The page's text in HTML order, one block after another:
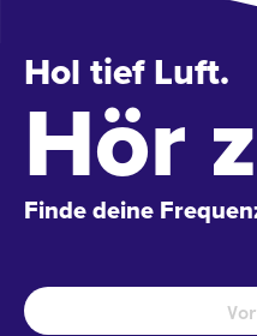
Hol tief Luft.
Hör
Finde deine
Name *